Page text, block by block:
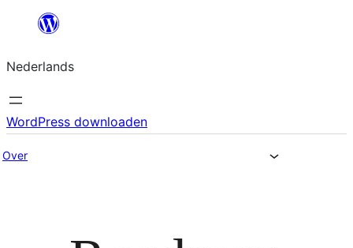
de
inhoud
Nederlands
WordPress downloaden
Over